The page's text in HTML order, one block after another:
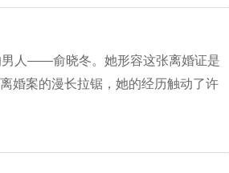
男人——俞晓冬。她形容这张离婚证是
婚案的漫长拉锯，她的经历触动了许